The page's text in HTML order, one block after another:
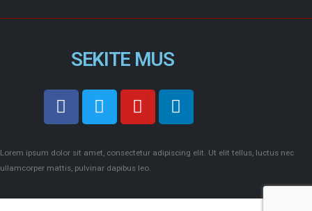
SEKITE MUS
Lorem ipsum dolor sit amet, consectetur adipiscing elit. Ut elit tellus, luctus nec
ullamcorper mattis, pulvinar dapibus leo.